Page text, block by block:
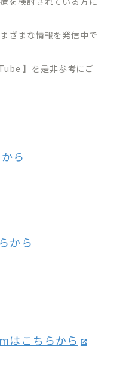
ざまな情報を発信中で
】を是非参考にご
ら
から
はこちらから